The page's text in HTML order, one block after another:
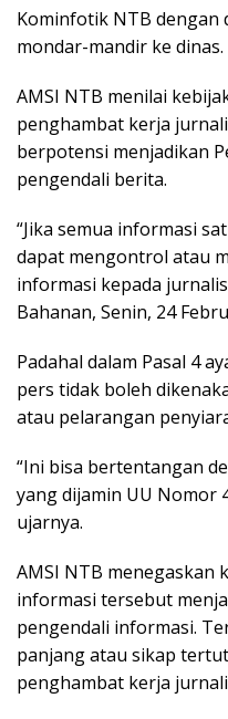
Kominfotik NTB dengan
mondar-mandir ke dinas.
AMSI NTB menilai
penghambat kerja
berpotensi menjadikan
pengendali berita.
“Jika semua informasi
dapat mengontrol atau
informasi kepada
Bahanan, Senin, 24
Padahal dalam Pasal 4
pers tidak boleh
atau pelarangan
“Ini bisa bertentangan
yang dijamin UU Nomor
ujarnya.
AMSI NTB menegaskan
informasi tersebut
pengendali informasi.
panjang atau sikap
penghambat kerja